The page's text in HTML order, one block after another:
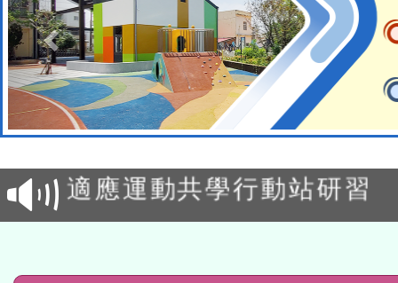
本校115學年度第2次代理
結果公告(無人報名，續辦
適應運動共學行動站研習
本館辦理115年度閱讀磐
科技賦能─人工智慧(AI)工